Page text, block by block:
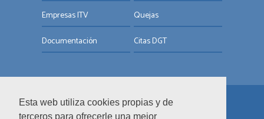
Esta web utiliza cookies propias y de
terceros para ofrecerle una mejor
Empresas ITV
Documentación
Quejas
Citas DGT
© ITV.com.es